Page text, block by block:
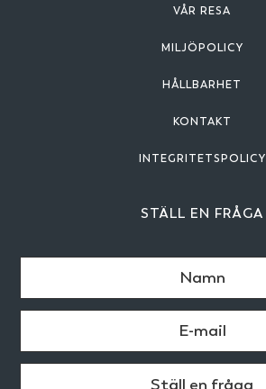
VÅR RESA
MILJÖPOLICY
HÅLLBARHET
KONTAKT
INTEGRITETSPOLICY
STÄLL EN FRÅGA